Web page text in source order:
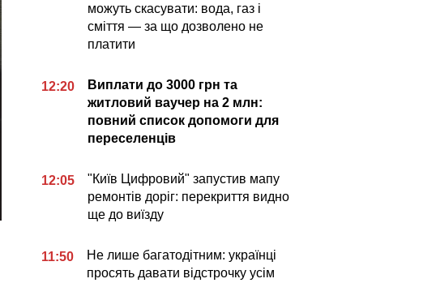
можуть скасувати: вода, газ і
сміття — за що дозволено не
платити
12:20
Виплати до 3000 грн та
житловий ваучер на 2 млн:
повний список допомоги для
переселенців
12:05
"Київ Цифровий" запустив мапу
ремонтів доріг: перекриття видно
ще до виїзду
11:50
Не лише багатодітним: українці
просять давати відстрочку усім